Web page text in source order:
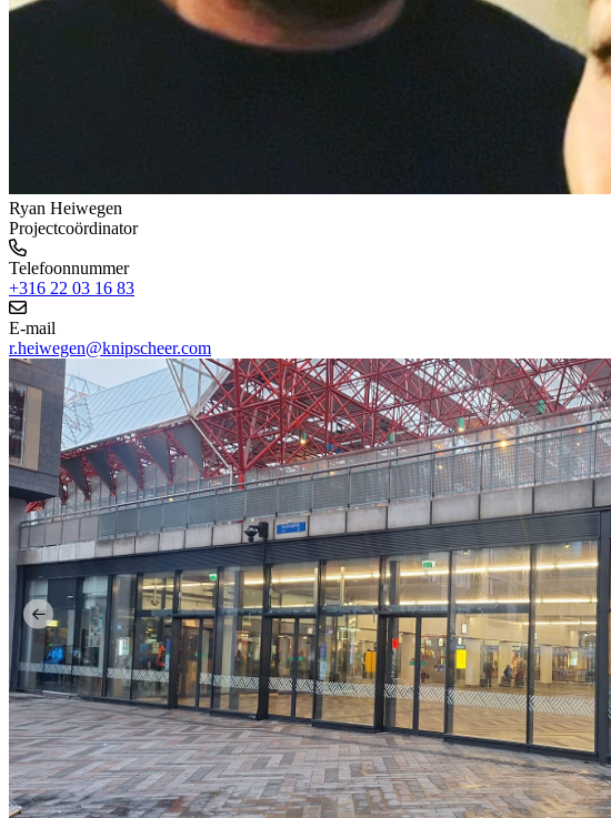
Ryan Heiwegen
Projectcoördinator
Telefoonnummer
+316 22 03 16 83
E-mail
r.heiwegen@knipscheer.com